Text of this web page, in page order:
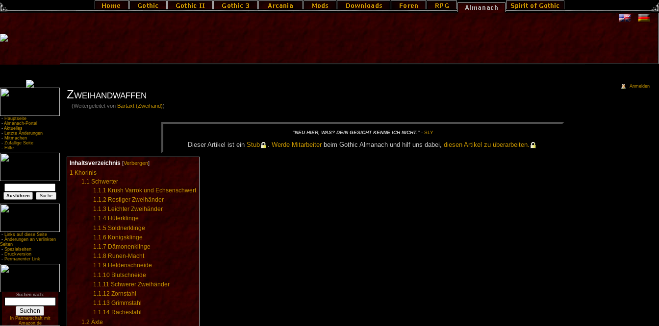
- Hauptseite
- Almanach-Portal
- Aktuelles
- Letzte Änderungen
- Mitmachen
- Zufällige Seite
- Hilfe
- Links auf diese Seite
- Änderungen an verlinkten
Seiten
- Spezialseiten
- Druckversion
- Permanenter Link
Suchen nach:
In Partnerschaft mit
Amazon.de
Zweihandwaffen
(Weitergeleitet von Bartaxt (Zweihand))
"NEU HIER, WAS? DEIN GE­SICHT KEN­NE ICH NICHT."- SLY
Die­ser Ar­ti­kel ist einStub .Wer­de Mit­ar­bei­ter beim Go­t­hic Al­ma­nach und hilf uns da­bei,die­sen Ar­ti­kel zu über­ar­bei­ten.
Inhaltsverzeichnis [Verbergen]
1 Khorinis
1.1 Schwerter
1.1.1 Krush Varrok und Echsenschwert
1.1.2 Rostiger Zweihänder
1.1.3 Leichter Zweihänder
1.1.4 Hüterklinge
1.1.5 Söldnerklinge
1.1.6 Königsklinge
1.1.7 Dämonenklinge
1.1.8 Runen-Macht
1.1.9 Heldenschneide
1.1.10 Blutschneide
1.1.11 Schwerer Zweihänder
1.1.12 Zornstahl
1.1.13 Grimmstahl
1.1.14 Rachestahl
1.2 Äxte
Anmelden